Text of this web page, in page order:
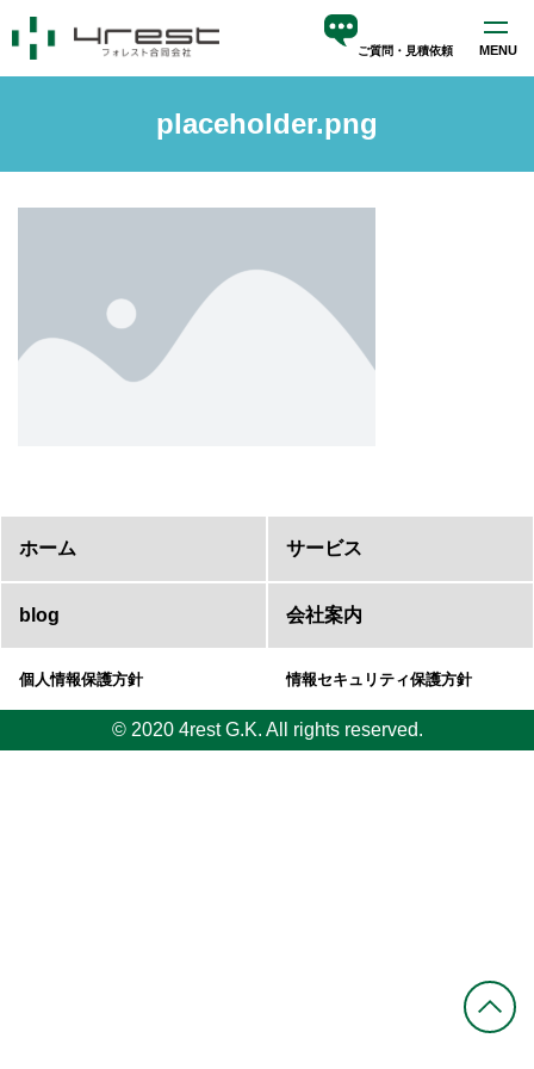
ご質問・見積依頼 MENU
placeholder.png
ホーム サービス
blog 会社案内
個人情報保護方針 情報セキュリティ保護方針
© 2020 4rest G.K. All rights reserved.